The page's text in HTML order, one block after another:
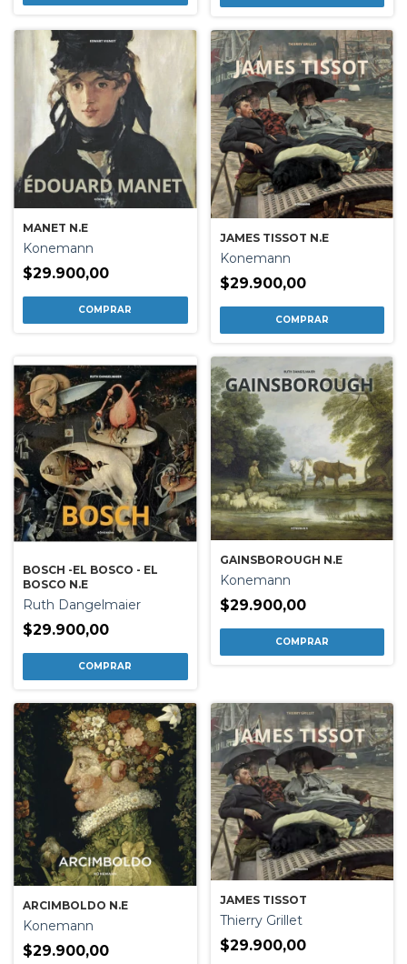
MANET N.E
Konemann
$29.900,00
JAMES TISSOT N.E
Konemann
$29.900,00
BOSCH -EL BOSCO - EL
BOSCO N.E
Ruth Dangelmaier
$29.900,00
GAINSBOROUGH N.E
Konemann
$29.900,00
ARCIMBOLDO N.E
Konemann
$29.900,00
JAMES TISSOT
Thierry Grillet
$29.900,00